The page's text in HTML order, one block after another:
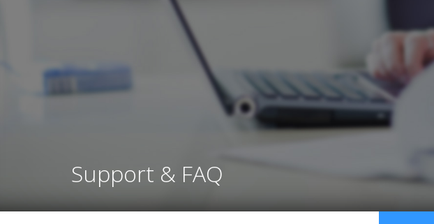
Support & FAQ